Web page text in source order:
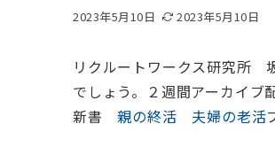
2023年5月10日 2023年5月10日
リクルートワークス研究所
でしょう。２週間アーカイブ
新書親の終活 夫婦の老活